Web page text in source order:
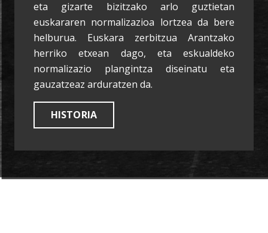
eta gizarte bizitzako arlo guztietan
euskararen normalizazioa lortzea da bere
helburua. Euskara zerbitzua Arantzako
herriko etxean dago, eta eskualdeko
normalizazio plangintza diseinatu eta
gauzatzeaz arduratzen da.
HISTORIA